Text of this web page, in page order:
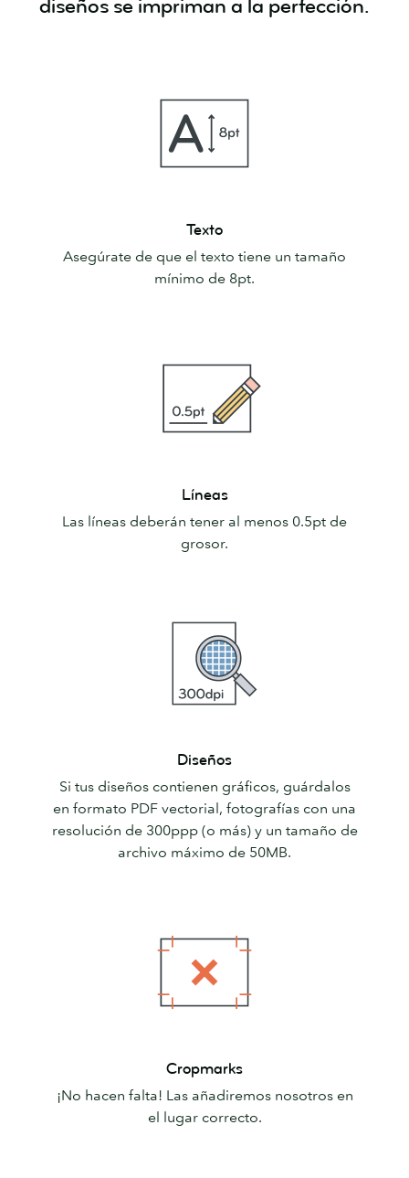
diseños se impriman a la perfección.
Texto
Asegúrate de que el texto tiene un tamaño
mínimo de 8pt.
Líneas
Las líneas deberán tener al menos 0.5pt de
grosor.
Diseños
Si tus diseños contienen gráficos, guárdalos
en formato PDF vectorial, fotografías con una
resolución de 300ppp (o más) y un tamaño de
archivo máximo de 50MB.
Cropmarks
¡No hacen falta! Las añadiremos nosotros en
el lugar correcto.